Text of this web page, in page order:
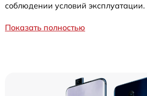
соблюдении условий эксплуатации.
Показать полностью